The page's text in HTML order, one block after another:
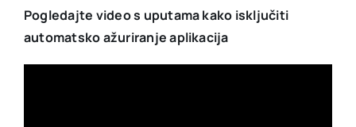
Pogledajte video s uputama kako isključiti
automatsko ažuriranje aplikacija